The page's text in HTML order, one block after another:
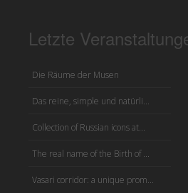
Letzte
Die Räume der Musen
Das reine, simple und natürli...
Collection of Russian icons at...
The real name of the Birth of ...
Vasari corridor: a unique prom...